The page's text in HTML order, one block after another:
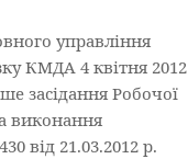
управління
КМДА 4 квітня 2012
засідання Робочої
виконання
від 21.03.2012 р.